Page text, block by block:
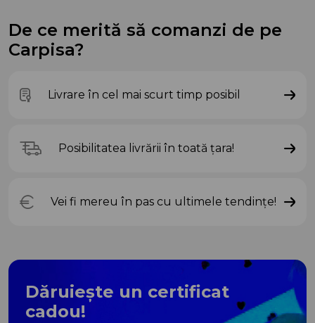
De ce merită să comanzi de pe
Carpisa?
Livrare în cel mai scurt timp posibil
Posibilitatea livrării în toată țara!
Vei fi mereu în pas cu ultimele tendințe!
Dăruiește un certificat
cadou!